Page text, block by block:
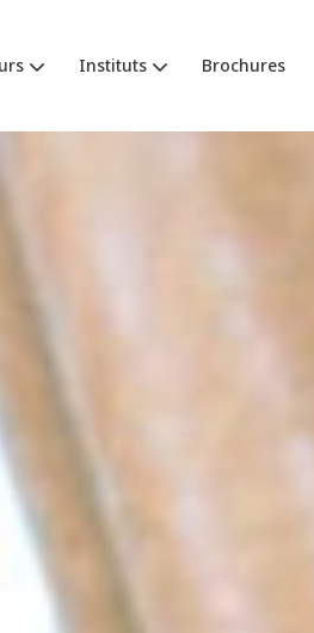
Instituts Brochures